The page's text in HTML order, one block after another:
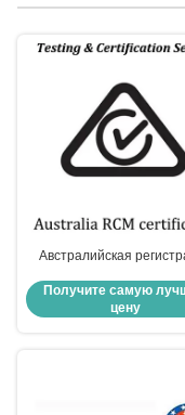
Австралийская
испытаний: AS/NZS
2002)
Получите самую
цену